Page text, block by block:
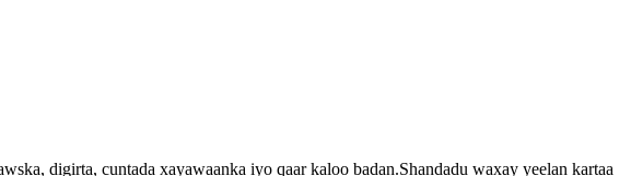
digirta, cuntada xayawaanka iyo qaar kaloo badan.Shandadu waxay yeelan kartaa